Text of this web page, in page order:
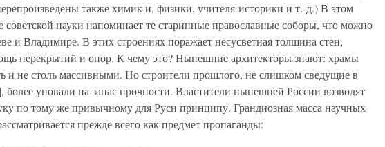
также химик и, физики, учителя-историки и т. д.) В этом
советской науки напоминает те старинные православные соборы, что можно
и Владимире. В этих строениях поражает несусветная толщина стен,
перекрытий и опор. К чему это? Нынешние архитекторы знают: храмы
и не столь массивными. Но строители прошлого, не слишком сведущие в
более уповали на запас прочности. Властители нынешней России возводят
по тому же привычному для Руси принципу. Грандиозная масса научных
прежде всего как предмет пропаганды: